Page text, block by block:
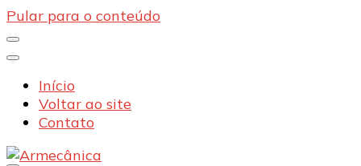
Pular para o conteúdo
Início
Voltar ao site
Contato